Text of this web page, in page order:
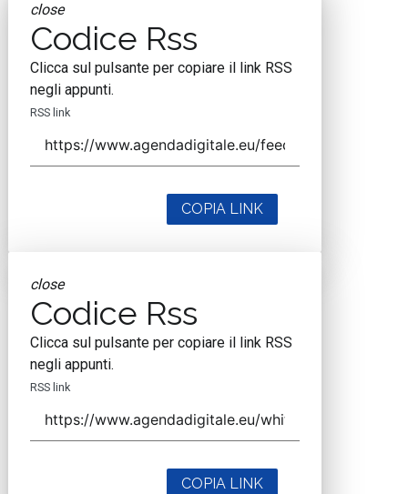
close
Codice Rss
Clicca sul pulsante per copiare il link RSS
negli appunti.
RSS link
COPIA LINK
close
Codice Rss
Clicca sul pulsante per copiare il link RSS
negli appunti.
RSS link
COPIA LINK